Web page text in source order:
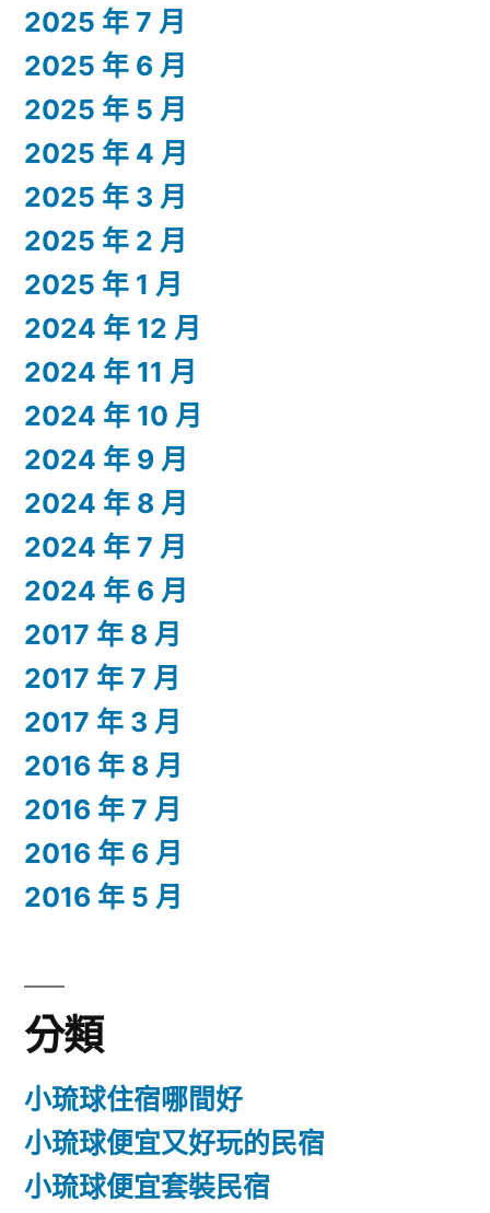
2025 年 7 月
2025 年 6 月
2025 年 5 月
2025 年 4 月
2025 年 3 月
2025 年 2 月
2025 年 1 月
2024 年 12 月
2024 年 11 月
2024 年 10 月
2024 年 9 月
2024 年 8 月
2024 年 7 月
2024 年 6 月
2017 年 8 月
2017 年 7 月
2017 年 3 月
2016 年 8 月
2016 年 7 月
2016 年 6 月
2016 年 5 月
分類
小琉球住宿哪間好
小琉球便宜又好玩的民宿
小琉球便宜套裝民宿